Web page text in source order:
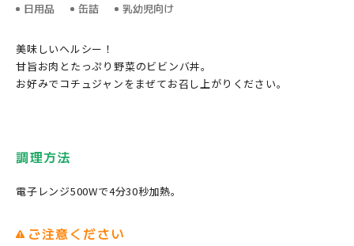
日用品
缶詰 乳幼児向け
美味しいヘルシー！
甘旨お肉とたっぷり野菜のビビンバ丼。
お好みでコチュジャンをまぜてお召し上がりください。
調理方法
電子レンジ500Wで4分30秒加熱。
ご注意ください